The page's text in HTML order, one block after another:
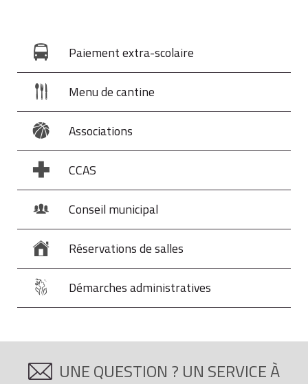
Paiement extra-scolaire
Menu de cantine
Associations
CCAS
Conseil municipal
Réservations de salles
Démarches administratives
UNE QUESTION ? UN SERVICE À